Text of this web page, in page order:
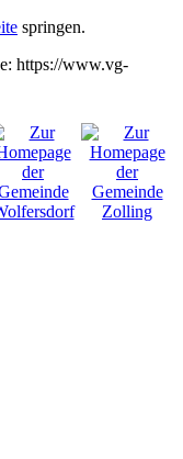
springen.
https://www.vg-